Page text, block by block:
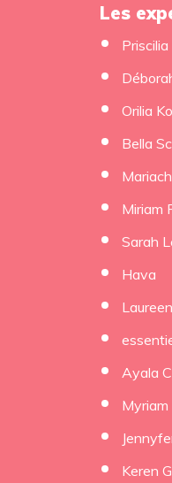
Les
Orilia
Bella
Miriam
Sarah
Hava
Ayala
Myriam
Keren